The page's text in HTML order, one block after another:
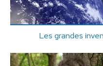
Les grandes